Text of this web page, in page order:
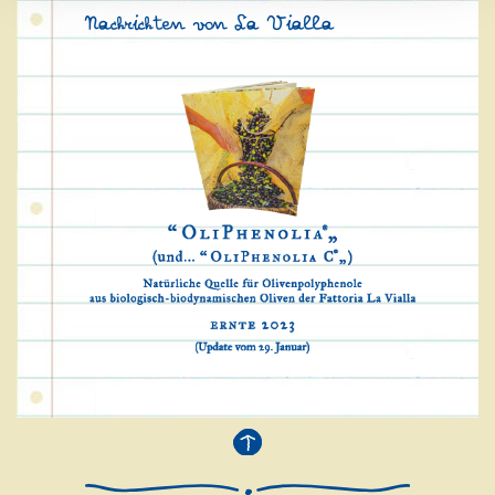
Nachrichten von La Vialla